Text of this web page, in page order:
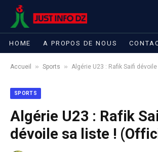
HOME A PROPOS DE NOUS
Accueil » Sports » Algérie U23 : Rafik Saifi
SPORTS
Algérie U23 : Rafik
dévoile sa liste !